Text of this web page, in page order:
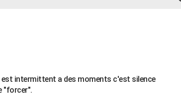
intermittent a des moments c'est silence
"forcer".